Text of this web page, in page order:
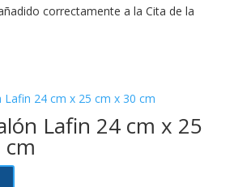
correctamente a la Cita de la
Lafin 24 cm x 25